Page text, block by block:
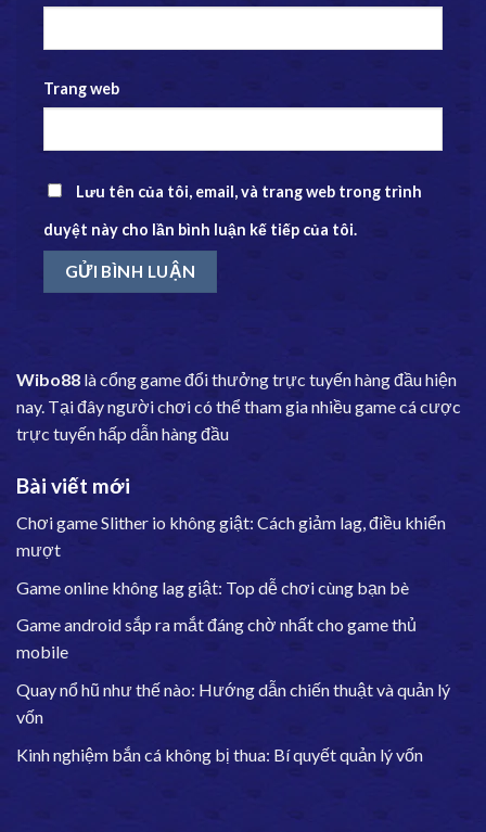
Trang web
Lưu tên của tôi, email, và trang web trong trình
duyệt này cho lần bình luận kế tiếp của tôi.
Wibo88 là cổng game đổi thưởng trực tuyến hàng đầu hiện
nay. Tại đây người chơi có thể tham gia nhiều game cá cược
trực tuyến hấp dẫn hàng đầu
Bài viết mới
Chơi game Slither io không giật: Cách giảm lag, điều khiển
mượt
Game online không lag giật: Top dễ chơi cùng bạn bè
Game android sắp ra mắt đáng chờ nhất cho game thủ
mobile
Quay nổ hũ như thế nào: Hướng dẫn chiến thuật và quản lý
vốn
Kinh nghiệm bắn cá không bị thua: Bí quyết quản lý vốn